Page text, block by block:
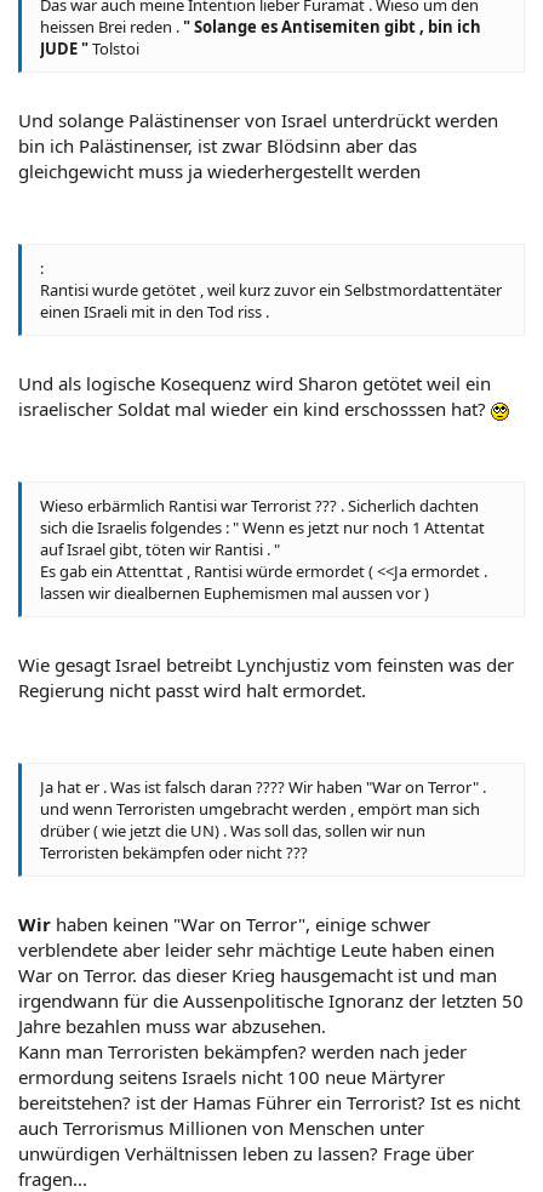
Das war auch meine Intention lieber Furamat . Wieso um den
heissen Brei reden ." Solange es Antisemiten gibt , bin ich
JUDE "Tolstoi
Und solange Palästinenser von Israel unterdrückt werden
bin ich Palästinenser, ist zwar Blödsinn aber das
gleichgewicht muss ja wiederhergestellt werden
:
Rantisi wurde getötet , weil kurz zuvor ein Selbstmordattentäter
einen ISraeli mit in den Tod riss .
Und als logische Kosequenz wird Sharon getötet weil ein
israelischer Soldat mal wieder ein kind erschosssen hat?
Wieso erbärmlich Rantisi war Terrorist ??? . Sicherlich dachten
sich die Israelis folgendes : " Wenn es jetzt nur noch 1 Attentat
auf Israel gibt, töten wir Rantisi . "
Es gab ein Attenttat , Rantisi würde ermordet ( <<Ja ermordet .
lassen wir diealbernen Euphemismen mal aussen vor )
Wie gesagt Israel betreibt Lynchjustiz vom feinsten was der
Regierung nicht passt wird halt ermordet.
Ja hat er . Was ist falsch daran ???? Wir haben "War on Terror" .
und wenn Terroristen umgebracht werden , empört man sich
drüber ( wie jetzt die UN) . Was soll das, sollen wir nun
Terroristen bekämpfen oder nicht ???
Wir haben keinen "War on Terror", einige schwer
verblendete aber leider sehr mächtige Leute haben einen
War on Terror. das dieser Krieg hausgemacht ist und man
irgendwann für die Aussenpolitische Ignoranz der letzten 50
Jahre bezahlen muss war abzusehen.
Kann man Terroristen bekämpfen? werden nach jeder
ermordung seitens Israels nicht 100 neue Märtyrer
bereitstehen? ist der Hamas Führer ein Terrorist? Ist es nicht
auch Terrorismus Millionen von Menschen unter
unwürdigen Verhältnissen leben zu lassen? Frage über
fragen...